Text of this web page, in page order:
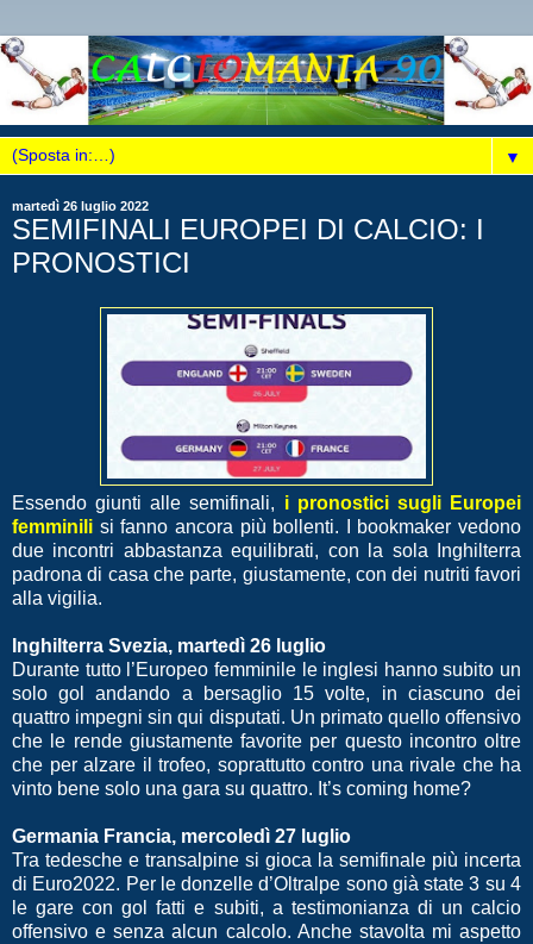
▼
martedì 26 luglio 2022
SEMIFINALI EUROPEI DI CALCIO: I
PRONOSTICI
Essendo giunti alle semifinali, i pronostici sugli Europei
femminili si fanno ancora più bollenti. I bookmaker vedono
due incontri abbastanza equilibrati, con la sola Inghilterra
padrona di casa che parte, giustamente, con dei nutriti favori
alla vigilia.
Inghilterra Svezia, martedì 26 luglio
Durante tutto l’Europeo femminile le inglesi hanno subito un
solo gol andando a bersaglio 15 volte, in ciascuno dei
quattro impegni sin qui disputati. Un primato quello offensivo
che le rende giustamente favorite per questo incontro oltre
che per alzare il trofeo, soprattutto contro una rivale che ha
vinto bene solo una gara su quattro. It’s coming home?
Germania Francia, mercoledì 27 luglio
Tra tedesche e transalpine si gioca la semifinale più incerta
di Euro2022. Per le donzelle d’Oltralpe sono già state 3 su 4
le gare con gol fatti e subiti, a testimonianza di un calcio
offensivo e senza alcun calcolo. Anche stavolta mi aspetto